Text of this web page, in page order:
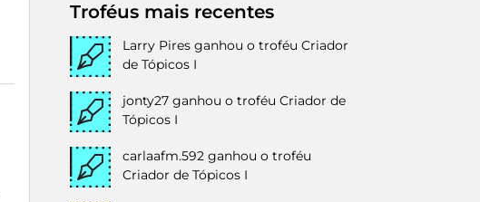
Troféus mais recentes
Larry Pires ganhou o troféu Criador
de Tópicos I
jonty27 ganhou o troféu Criador de
Tópicos I
carlaafm.592 ganhou o troféu
Criador de Tópicos I